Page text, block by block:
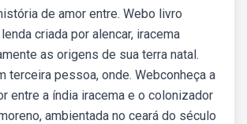
de amor entre. Webo livro
criada por alencar, iracema
as origens de sua terra natal.
terceira pessoa, onde. Webconheça a
entre a índia iracema e o colonizador
ambientada no ceará do século